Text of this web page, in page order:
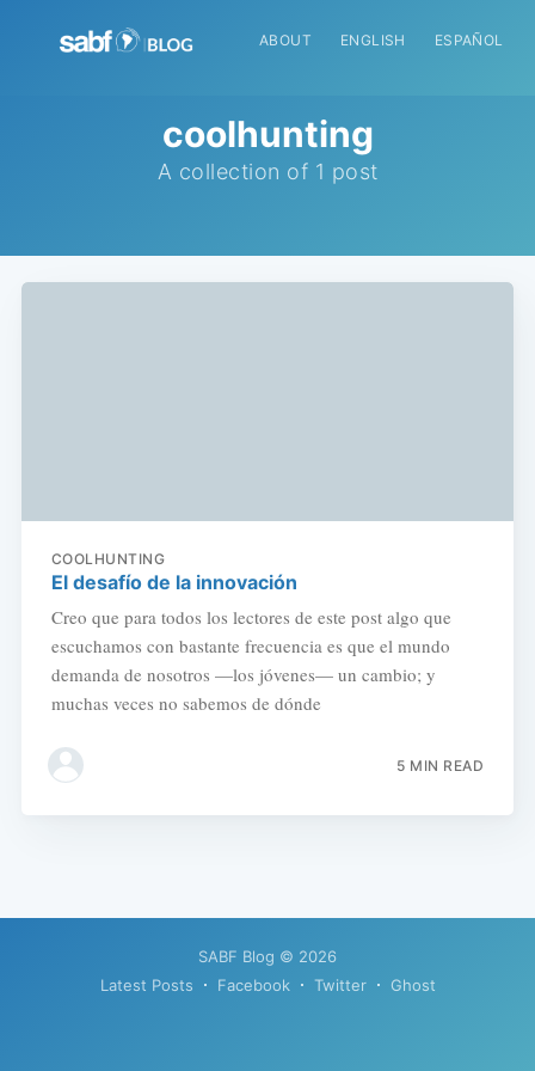
ABOUT ENGLISH ESPAÑOL
coolhunting
A collection of 1 post
COOLHUNTING
El desafío de la innovación
Creo que para todos los lectores de este post algo que
escuchamos con bastante frecuencia es que el mundo
demanda de nosotros —los jóvenes— un cambio; y
muchas veces no sabemos de dónde
5 MIN READ
SABF Blog © 2026
Latest Posts
Facebook Twitter Ghost